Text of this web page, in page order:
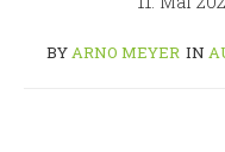
BYARNO MEYER IN